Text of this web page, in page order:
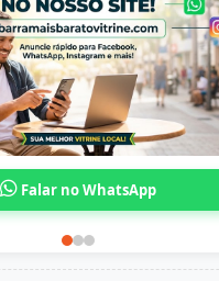
Falar no WhatsApp
Conjunto De 4...
barramaisbaratovitrine
Origem: barramaisbaratovitrine
Share WhatsAppTwitter Facebook
R$22,99